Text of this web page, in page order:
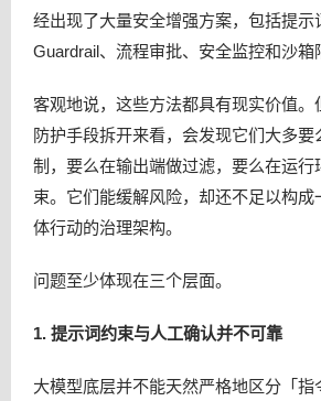
经出现了大量安全增强方案，包括提示
Guardrail、流程审批、安全监控和沙箱
客观地说，这些方法都具有现实价值。
防护手段拆开来看，会发现它们大多要
制，要么在输出端做过滤，要么在运行
束。它们能缓解风险，却还不足以构成
体行动的治理架构。
问题至少体现在三个层面。
1. 提示词约束与人工确认并不可靠
大模型底层并不能天然严格地区分「指